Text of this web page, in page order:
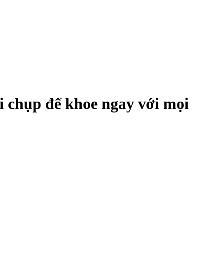
chụp để khoe ngay với mọi